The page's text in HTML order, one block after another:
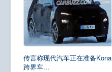
传言称现代汽车正在准备Kona
跨界车...